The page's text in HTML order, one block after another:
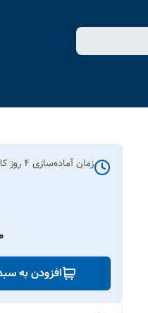
زمان آماده‌سازی 4 روز
افزودن به